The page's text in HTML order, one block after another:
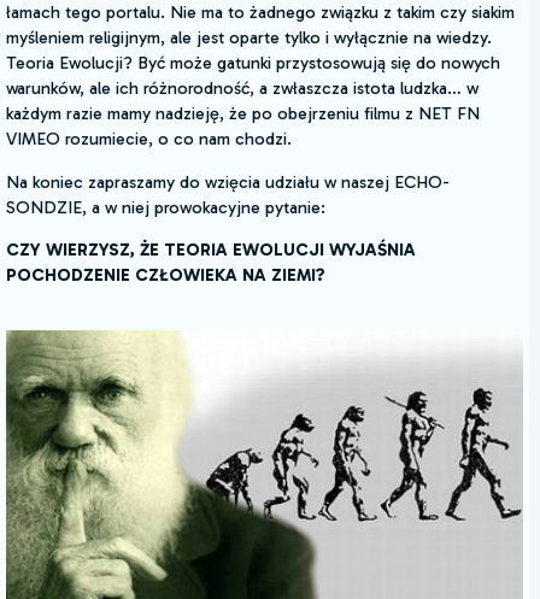
łamach tego portalu. Nie ma to żadnego związku z takim czy siakim
myśleniem religijnym, ale jest oparte tylko i wyłącznie na wiedzy.
Teoria Ewolucji? Być może gatunki przystosowują się do nowych
warunków, ale ich różnorodność, a zwłaszcza istota ludzka… w
każdym razie mamy nadzieję, że po obejrzeniu filmu z NET FN
VIMEO rozumiecie, o co nam chodzi.
Na koniec zapraszamy do wzięcia udziału w naszej ECHO-
SONDZIE, a w niej prowokacyjne pytanie:
CZY WIERZYSZ, ŻE TEORIA EWOLUCJI WYJAŚNIA
POCHODZENIE CZŁOWIEKA NA ZIEMI?